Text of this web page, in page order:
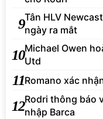
9Tân HLV
ngày ra mắt
10Michael Owen
Utd
11Romano xác
12Rodri thông báo
nhập Barca